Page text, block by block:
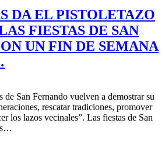
DA EL PISTOLETAZO
FIESTAS DE SAN
UN FIN DE SEMANA
de San Fernando vuelven a demostrar su
rescatar tradiciones, promover
los lazos vecinales”. Las fiestas de San